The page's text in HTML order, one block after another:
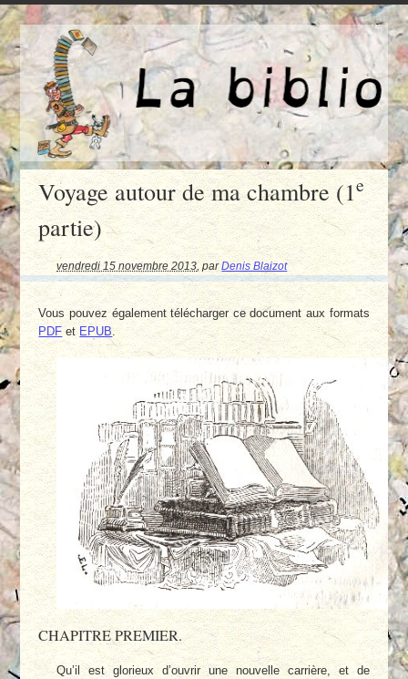
Voyage autour de ma chambre (1e
partie)
vendredi 15 novembre 2013,parDenis Blaizot
Vous pouvez également télécharger ce document aux formats
PDF et EPUB
CHAPITRE PREMIER.
Qu’il est glorieux d’ouvrir une nouvelle carrière, et de